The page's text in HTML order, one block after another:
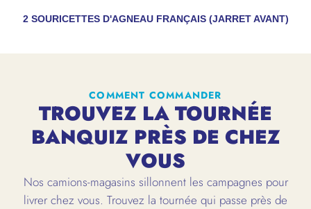
2 SOURICETTES D'AGNEAU FRANÇAIS (JARRET AVANT)
COMMENT COMMANDER
TROUVEZ LA TOURNÉE
BANQUIZ PRÈS DE CHEZ
VOUS
Nos camions-magasins sillonnent les campagnes pour
livrer chez vous. Trouvez la tournée qui passe près de